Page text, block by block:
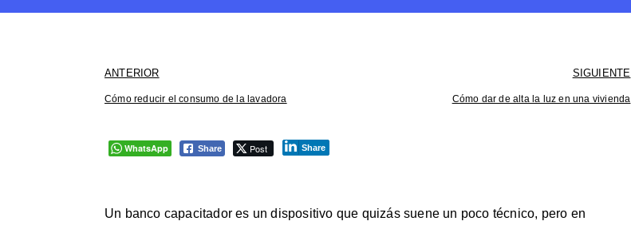
ANTERIOR
Cómo reducir el consumo de la lavadora
SIGUIENTE
Cómo dar de alta la luz en una vivienda
WhatsApp Share Post Share
Un banco capacitador es un dispositivo que quizás suene un poco técnico, pero en